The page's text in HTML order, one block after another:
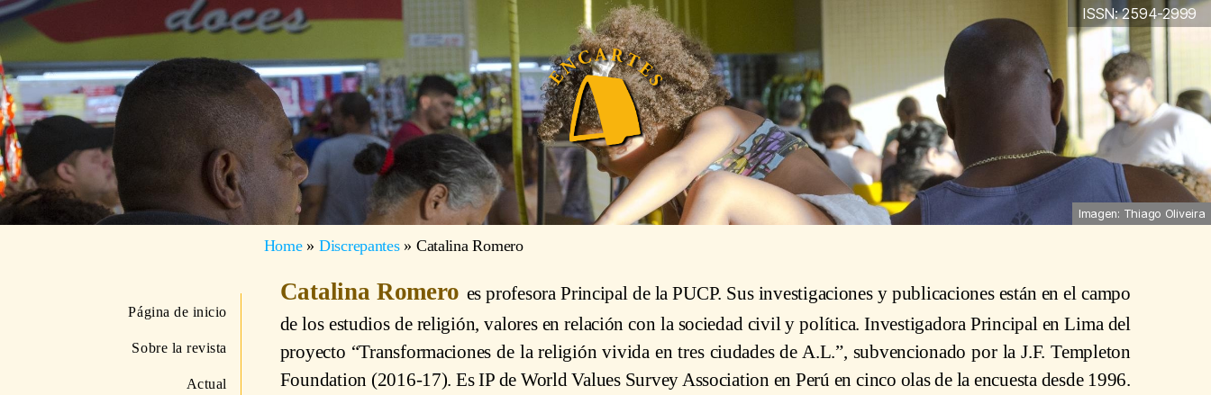
ISSN: 2594-2999
Imagen: Thiago Oliveira
Página de inicio
Sobre la revista
Actual
Home» Discrepantes» Catalina Romero
Catalina Romero es profesora Principal de la PUCP. Sus investigaciones y publicaciones están en el campo
de los estudios de religión, valores en relación con la sociedad civil y política. Investigadora Principal en Lima del
proyecto “Transformaciones de la religión vivida en tres ciudades de A.L.”, subvencionado por la J.F. Templeton
Foundation (2016-17). Es IP de World Values Survey Association en Perú en cinco olas de la encuesta desde 1996.